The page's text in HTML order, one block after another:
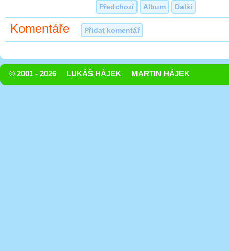
Předchozí Album Další
Komentáře Přidat komentář
© 2001 - 2026 LUKÁŠ HÁJEK MARTIN HÁJEK